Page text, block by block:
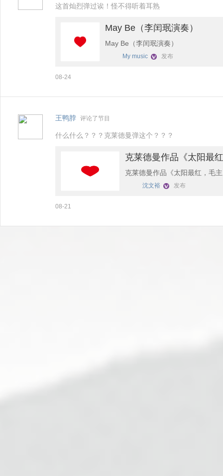
这首灿烈弹过诶！怪不得听着耳熟
May Be（李闰珉演奏）
May Be（李闰珉演奏）
My music 发布
08-24
王鸭脖 评论了节目
什么什么？？？克莱德曼弹这个？？？
克莱德曼作品《太阳最
克莱德曼作品《太阳最红，毛
沈文裕 发布
08-21